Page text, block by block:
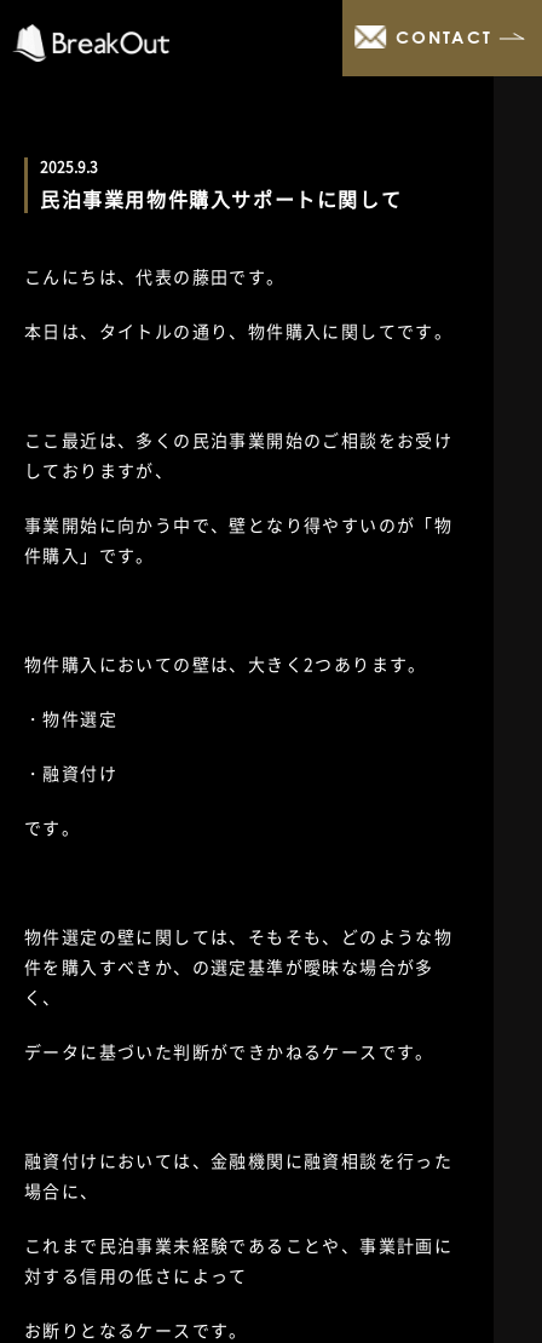
CONTACT
2025.9.3
民泊事業用物件購入サポートに関して
こんにちは、代表の藤田です。
本日は、タイトルの通り、物件購入に関してです。
ここ最近は、多くの民泊事業開始のご相談をお受け
しておりますが、
事業開始に向かう中で、壁となり得やすいのが「物
件購入」です。
物件購入においての壁は、大きく2つあります。
・物件選定
・融資付け
です。
物件選定の壁に関しては、そもそも、どのような物
件を購入すべきか、の選定基準が曖昧な場合が多
く、
データに基づいた判断ができかねるケースです。
融資付けにおいては、金融機関に融資相談を行った
場合に、
これまで民泊事業未経験であることや、事業計画に
対する信用の低さによって
お断りとなるケースです。